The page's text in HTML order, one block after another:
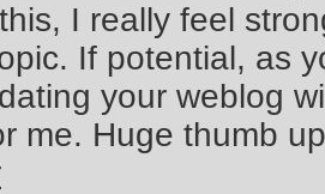
I really feel
If potential, as
your weblog
me. Huge thumb